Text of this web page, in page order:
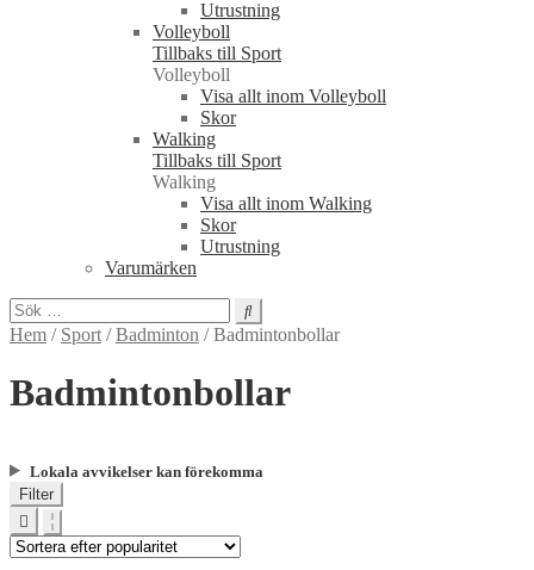
Utrustning
Volleyboll
Tillbaks till Sport
Volleyboll
Visa allt inom Volleyboll
Skor
Walking
Tillbaks till Sport
Walking
Visa allt inom Walking
Skor
Utrustning
Varumärken
Sök
efter:
Hem / Sport /Badminton /Badmintonbollar
Badmintonbollar
Lokala avvikelser kan förekomma
Filter